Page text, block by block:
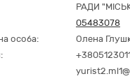
РАДИ
05483078
особа:
Олена